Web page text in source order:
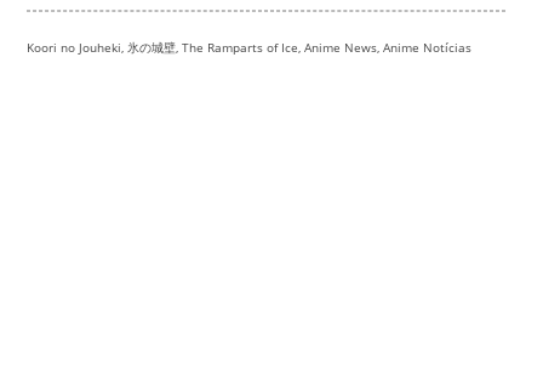
Koori no Jouheki, 氷の城壁, The Ramparts of Ice, Anime News, Anime Notícias